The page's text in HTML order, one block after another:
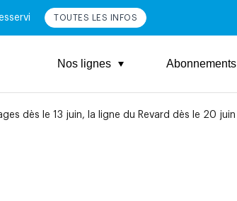
TOUTES LES INFOS
Nos lignes Abonnements
dès le 13 juin, la ligne du Revard dès le 20 juin